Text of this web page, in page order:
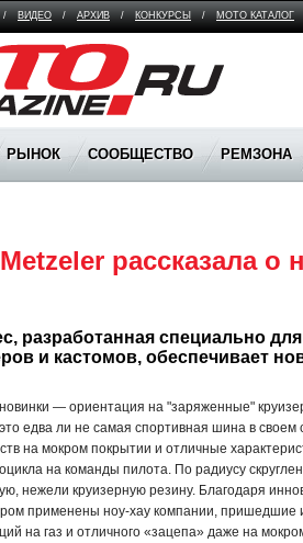
/ ВИДЕО / АРХИВ / КОНКУРСЫ / МОТО КАТАЛОГ
РЫНОК СООБЩЕСТВО РЕМЗОНА
рассказала о
разработанная специально
и кастомов, обеспечивает
— ориентация на "заряженные"
едва ли не самая спортивная шина в своем
на мокром покрытии и отличные
на команды пилота. По радиусу
нежели круизерную резину. Благодаря
применены ноу-хау компании, пришедшие
на газ и отличного «зацепа» даже на